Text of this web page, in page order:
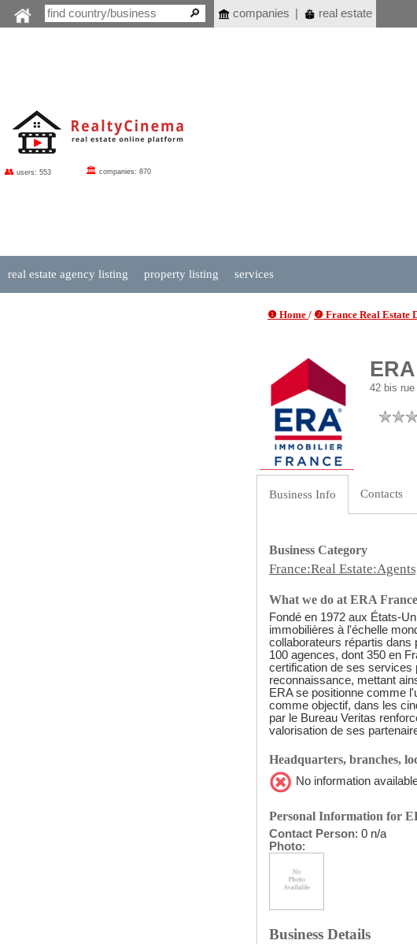
companies real estate
👥 users: 553 🏛 companies: 870
real estate agency listing property listing services
❶ Home / ❷ France Real Estate
42 bis
Business Info Contacts
Business Category
France:Real
What we do at ERA France
Fondé en 1972 aux États-
immobilières à l'échelle
collaborateurs répartis dans
100 agences, dont 350 en
certification de ses services
reconnaissance, mettant
ERA se positionne comme
comme objectif, dans les
par le Bureau Veritas
valorisation de ses
Headquarters, branches,
No information
Personal Information for
Contact Person: 0 n/a
Photo:
Business Details